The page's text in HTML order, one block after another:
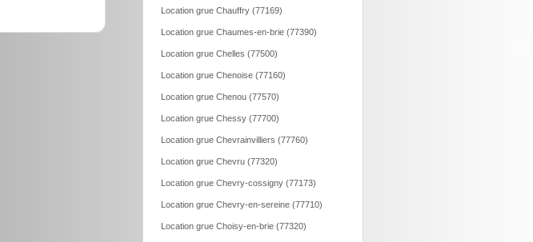
Location grue Chauffry (77169)
Location grue Chaumes-en-brie (77390)
Location grue Chelles (77500)
Location grue Chenoise (77160)
Location grue Chenou (77570)
Location grue Chessy (77700)
Location grue Chevrainvilliers (77760)
Location grue Chevru (77320)
Location grue Chevry-cossigny (77173)
Location grue Chevry-en-sereine (77710)
Location grue Choisy-en-brie (77320)